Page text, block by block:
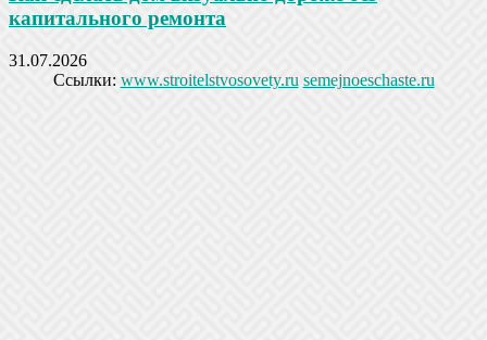
капитального ремонта
31.07.2026
Ссылки: www.stroitelstvosovety.ru semejnoeschaste.ru